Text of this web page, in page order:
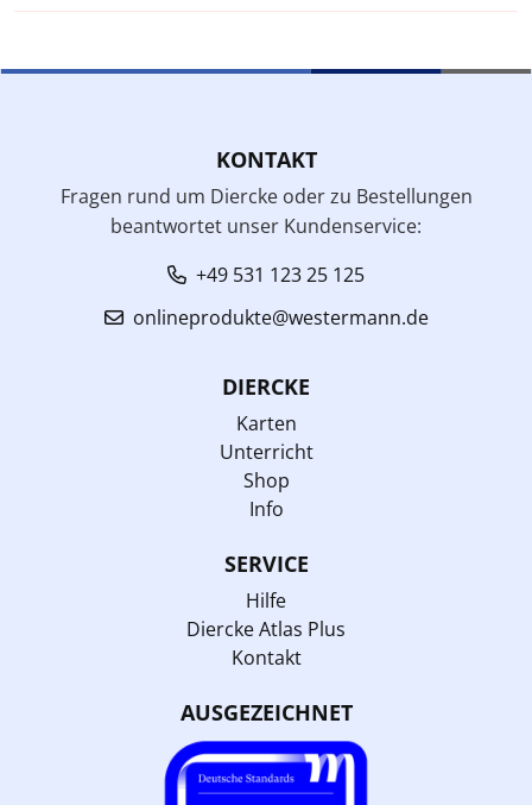
KONTAKT
Fragen rund um Diercke oder zu Bestellungen
beantwortet unser Kundenservice:
+49 531 123 25 125
onlineprodukte@westermann.de
DIERCKE
Karten
Unterricht
Shop
Info
SERVICE
Hilfe
Diercke Atlas Plus
Kontakt
AUSGEZEICHNET